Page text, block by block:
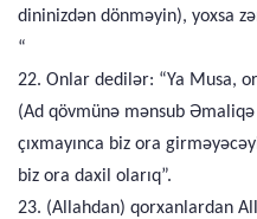
dininizdən dönməyin), yoxsa
“
22. Onlar dedilər: “Ya Musa,
(Ad qövmünə mənsub
çıxmayınca biz ora
biz ora daxil olarıq”.
23. (Allahdan) qorxanlardan